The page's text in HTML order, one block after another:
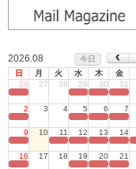
2026.08
今日
日
月 火 水 木 金
26
27 28 29 30 31
2 3 4 5 6 7
9 10 11 12 13 14
16 17 18 19 20 21